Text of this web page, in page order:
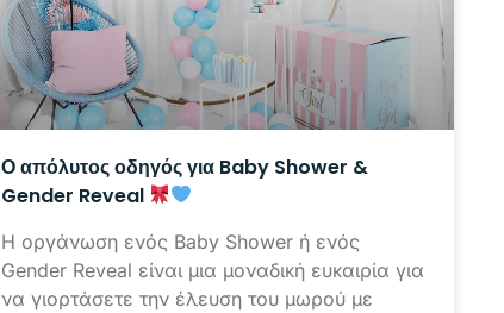
Ο απόλυτος οδηγός για Baby Shower &
Gender Reveal
Η οργάνωση ενός Baby Shower ή ενός
Gender Reveal είναι μια μοναδική ευκαιρία για
να γιορτάσετε την έλευση του μωρού με